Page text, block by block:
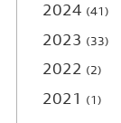
2024 41
2023 33
2022 2
2021 1